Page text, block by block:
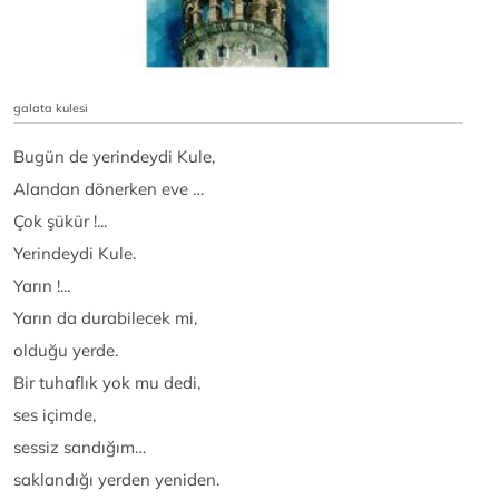
galata kulesi
Bugün de yerindeydi Kule,
Alandan dönerken eve …
Çok şükür !...
Yerindeydi Kule.
Yarın !...
Yarın da durabilecek mi,
olduğu yerde.
Bir tuhaflık yok mu dedi,
ses içimde,
sessiz sandığım…
saklandığı yerden yeniden.